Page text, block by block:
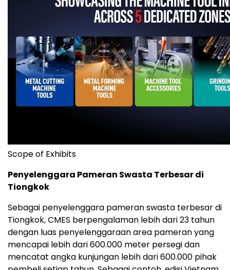
Scope of Exhibits
Penyelenggara Pameran Swasta Terbesar di
Tiongkok
Sebagai penyelenggara pameran swasta terbesar di
Tiongkok, CMES berpengalaman lebih dari 23 tahun
dengan luas penyelenggaraan area pameran yang
mencapai lebih dari 600.000 meter persegi dan
mencatat angka kunjungan lebih dari 600.000 pihak